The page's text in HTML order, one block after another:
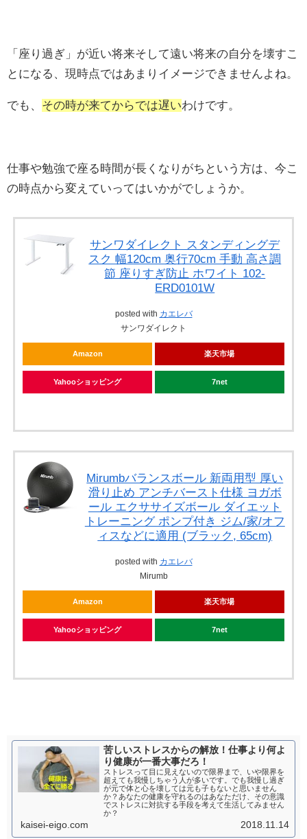
「座り過ぎ」が近い将来そして遠い将来の自分を壊すこ
とになる、現時点ではあまりイメージできませんよね。
でも、 その時が来てからでは遅いわけです。
仕事や勉強で座る時間が長くなりがちという方は、今こ
の時点から変えていってはいかがでしょうか。
サンワダイレクト スタンディングデ
スク 幅120cm 奥行70cm 手動 高さ調
節 座りすぎ防止 ホワイト 102-
ERD0101W
posted with カエレバ
サンワダイレクト
Amazon 楽天市場
Yahooショッピング 7net
Mirumbバランスボール 新両用型 厚い
滑り止め アンチバースト仕様 ヨガボ
ール エクササイズボール ダイエット
トレーニング ポンプ付き ジム/家/オフ
ィスなどに適用 (ブラック, 65cm)
posted with カエレバ
Mirumb
Amazon 楽天市場
Yahooショッピング 7net
苦しいストレスからの解放！仕事より何よ
り健康が一番大事だろ！
ストレスって目に見えないので限界まで、いや限界を
超えても我慢しちゃう人が多いです。でも我慢し過ぎ
が元で体と心を壊しては元も子もないと思いません
か？あなたの健康を守れるのはあなただけ、その意識
でストレスに対抗する手段を考えて生活してみません
か？
kaisei-eigo.com 2018.11.14